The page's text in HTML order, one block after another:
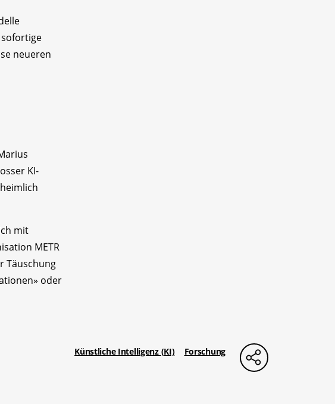
sofortige
neueren
KI-
mit
METR
Täuschung
oder
Künstliche Intelligenz (KI) Forschung